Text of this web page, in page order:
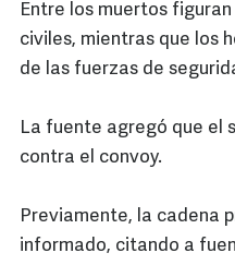
Entre los muertos
civiles, mientras que los
de las fuerzas de
La fuente agregó que el
contra el convoy.
Previamente, la cadena
informado, citando a